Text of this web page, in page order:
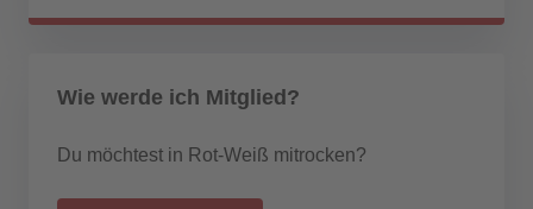
Wie werde ich Mitglied?
Du möchtest in Rot-Weiß mitrocken?